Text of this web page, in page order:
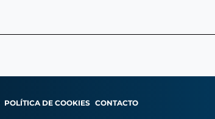
POLÍTICA DE COOKIES CONTACTO